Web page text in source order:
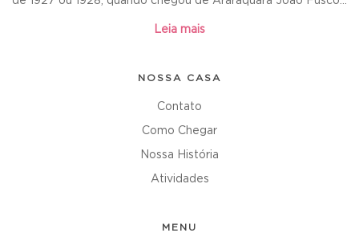
Leia mais
NOSSA CASA
Contato
Como Chegar
Nossa História
Atividades
MENU